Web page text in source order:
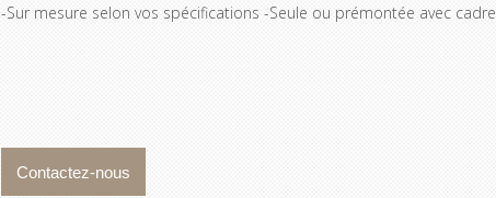
-Sur mesure selon vos spécifications -Seule ou prémontée avec cadre